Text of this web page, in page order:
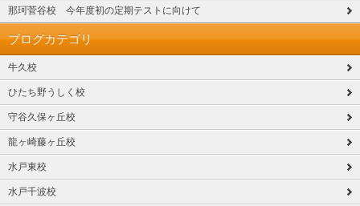
那珂菅谷校 今年度初の定期テストに向けて
ブログカテゴリ
牛久校
ひたち野うしく校
守谷久保ヶ丘校
龍ヶ崎藤ヶ丘校
水戸東校
水戸千波校